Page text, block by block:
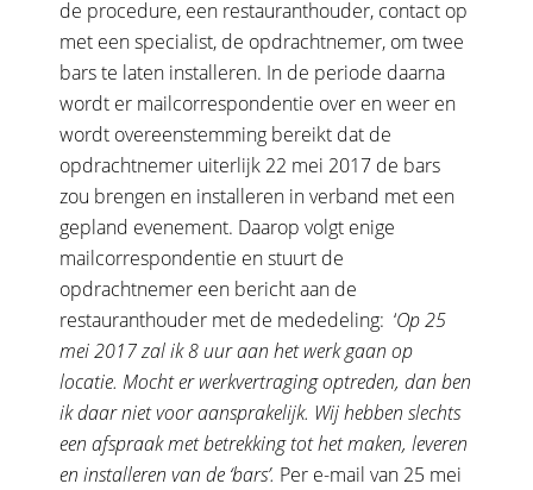
de procedure, een restauranthouder, contact op
met een specialist, de opdrachtnemer, om twee
bars te laten installeren. In de periode daarna
wordt er mailcorrespondentie over en weer en
wordt overeenstemming bereikt dat de
opdrachtnemer uiterlijk 22 mei 2017 de bars
zou brengen en installeren in verband met een
gepland evenement. Daarop volgt enige
mailcorrespondentie en stuurt de
opdrachtnemer een bericht aan de
restauranthouder met de mededeling: ‘Op 25
mei 2017 zal ik 8 uur aan het werk gaan op
locatie. Mocht er werkvertraging optreden, dan ben
ik daar niet voor aansprakelijk. Wij hebben slechts
een afspraak met betrekking tot het maken, leveren
en installeren van de ‘bars’. Per e-mail van 25 mei